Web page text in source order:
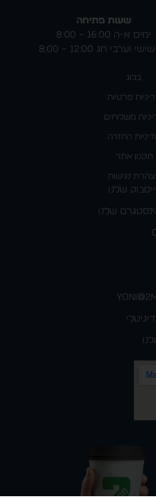
שעות פתיחה
ימים א-ה 16:00 – 8:00
וערבי חג 12:00 – 8:00
בלוג
פרטיות
משלוחים
החזרה
תקנון אתר
נגישות
שלנו
שלנו